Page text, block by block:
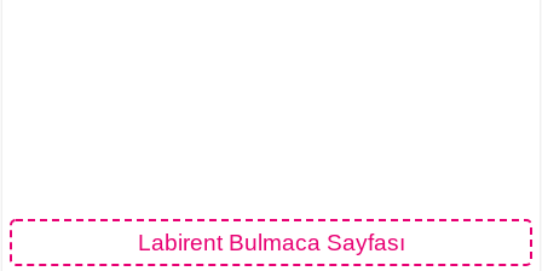
Labirent Bulmaca Sayfası